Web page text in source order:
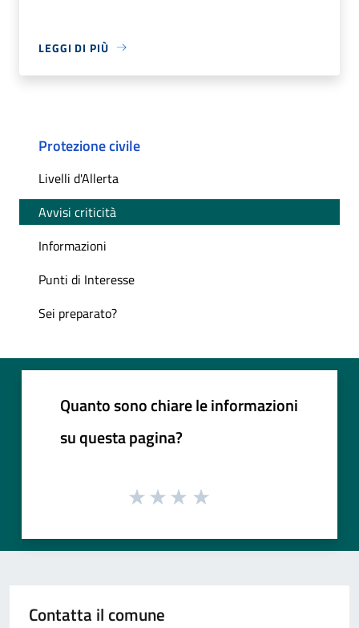
LEGGI DI PIÙ
Protezione civile
Livelli d'Allerta
Avvisi criticità
Informazioni
Punti di Interesse
Sei preparato?
Quanto sono chiare le informazioni
su questa pagina?
Contatta il comune